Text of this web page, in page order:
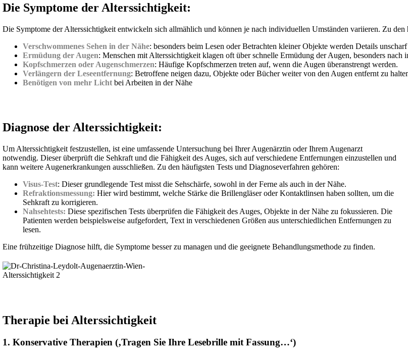
Die Symptome der Alterssichtigkeit:
Die Symptome der Alterssichtigkeit entwickeln sich allmählich und können je nach individuellen Umständen variieren. Zu den
Verschwommenes Sehen in der Nähe: besonders beim Lesen oder Betrachten kleiner Objekte werden Details unscharf
Ermüdung der Augen: Menschen mit Alterssichtigkeit klagen oft über schnelle Ermüdung der Augen, besonders nach
Kopfschmerzen oder Augenschmerzen: Häufige Kopfschmerzen treten auf, wenn die Augen überanstrengt werden.
Verlängern der Leseentfernung: Betroffene neigen dazu, Objekte oder Bücher weiter von den Augen entfernt zu
Benötigen von mehr Licht bei Arbeiten in der Nähe
Diagnose der Alterssichtigkeit:
Um Alterssichtigkeit festzustellen, ist eine umfassende Untersuchung bei Ihrer Augenärztin oder Ihrem Augenarzt
notwendig. Dieser überprüft die Sehkraft und die Fähigkeit des Auges, sich auf verschiedene Entfernungen einzustellen und
kann weitere Augenerkrankungen ausschließen. Zu den häufigsten Tests und Diagnoseverfahren gehören:
Visus-Test: Dieser grundlegende Test misst die Sehschärfe, sowohl in der Ferne als auch in der Nähe.
Refraktionsmessung:Hier wird bestimmt, welche Stärke die Brillengläser oder Kontaktlinsen haben sollten, um die
Sehkraft zu korrigieren.
Nahsehtests: Diese spezifischen Tests überprüfen die Fähigkeit des Auges, Objekte in der Nähe zu fokussieren. Die
Patienten werden beispielsweise aufgefordert, Text in verschiedenen Größen aus unterschiedlichen Entfernungen zu
lesen.
Eine frühzeitige Diagnose hilft, die Symptome besser zu managen und die geeignete Behandlungsmethode zu finden.
Therapie bei Alterssichtigkeit
1. Konservative Therapien (‚Tragen Sie Ihre Lesebrille mit Fassung…‘)